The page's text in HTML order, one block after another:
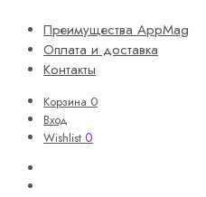
Преимущества AppMag
Оплата и доставка
Контакты
Корзина 0
Вход
Wishlist 0